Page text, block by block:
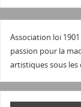
Association loi
passion pour la
artistiques sous